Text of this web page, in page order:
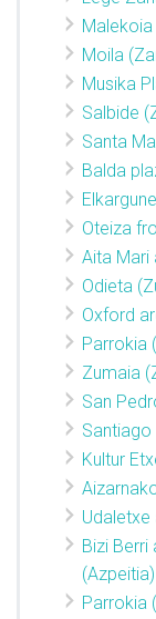
Moila
Musika
Salbide
Santa
Balda
Oteiza
Aita Mari
Odieta
Oxford
Parrokia
Zumaia
San
Kultur
Bizi
(Azpeitia)
Parrokia